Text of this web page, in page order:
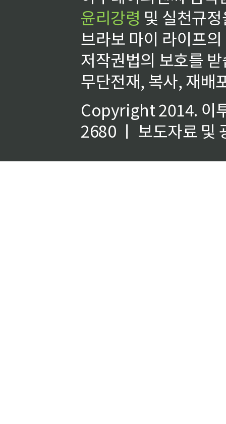
윤리강령 및 실천규
브라보 마이 라이프
저작권법의 보호를
무단전재, 복사, 재배
Copyright 2014. 이
2680 ㅣ 보도자료